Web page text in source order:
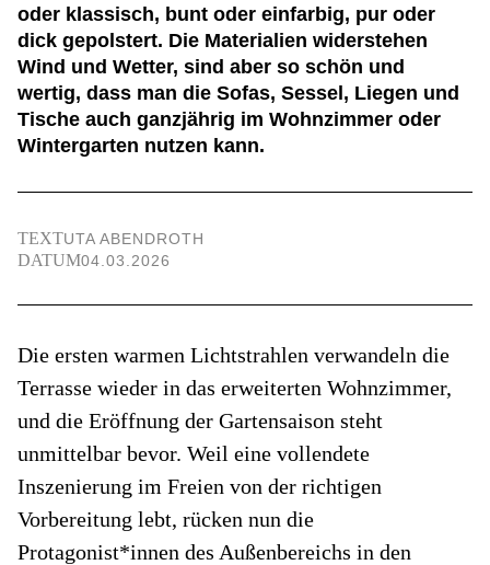
oder klassisch, bunt oder einfarbig, pur oder
dick gepolstert. Die Materialien widerstehen
Wind und Wetter, sind aber so schön und
wertig, dass man die Sofas, Sessel, Liegen und
Tische auch ganzjährig im Wohnzimmer oder
Wintergarten nutzen kann.
TEXTUTA ABENDROTH
DATUM04.03.2026
Die ersten warmen Lichtstrahlen verwandeln die
Terrasse wieder in das erweiterten Wohnzimmer,
und die Eröffnung der Gartensaison steht
unmittelbar bevor. Weil eine vollendete
Inszenierung im Freien von der richtigen
Vorbereitung lebt, rücken nun die
Protagonist*innen des Außenbereichs in den